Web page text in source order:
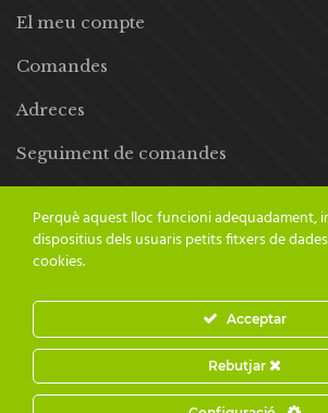
El meu compte
Comandes
Adreces
Seguiment de comandes
© 2024 Adesiara Editorial | Tots els drets
IVA inclòs |
Perquè aquest lloc funcioni adequadament,
dispositius dels usuaris petits fitxers de
cookies.
Acceptar
Rebutjar